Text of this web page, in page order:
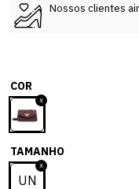
Nossos clientes
COR
TAMANHO
UN